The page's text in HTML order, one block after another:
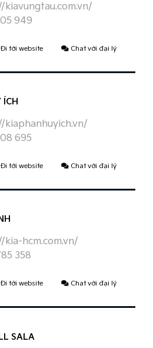
kiavungtau.com.vn/
949
tới website Chat với đại lý
ÍCH
kiaphanhuyich.vn/
695
tới website Chat với đại lý
hcm.com.vn/
358
tới website Chat với đại lý
SALA